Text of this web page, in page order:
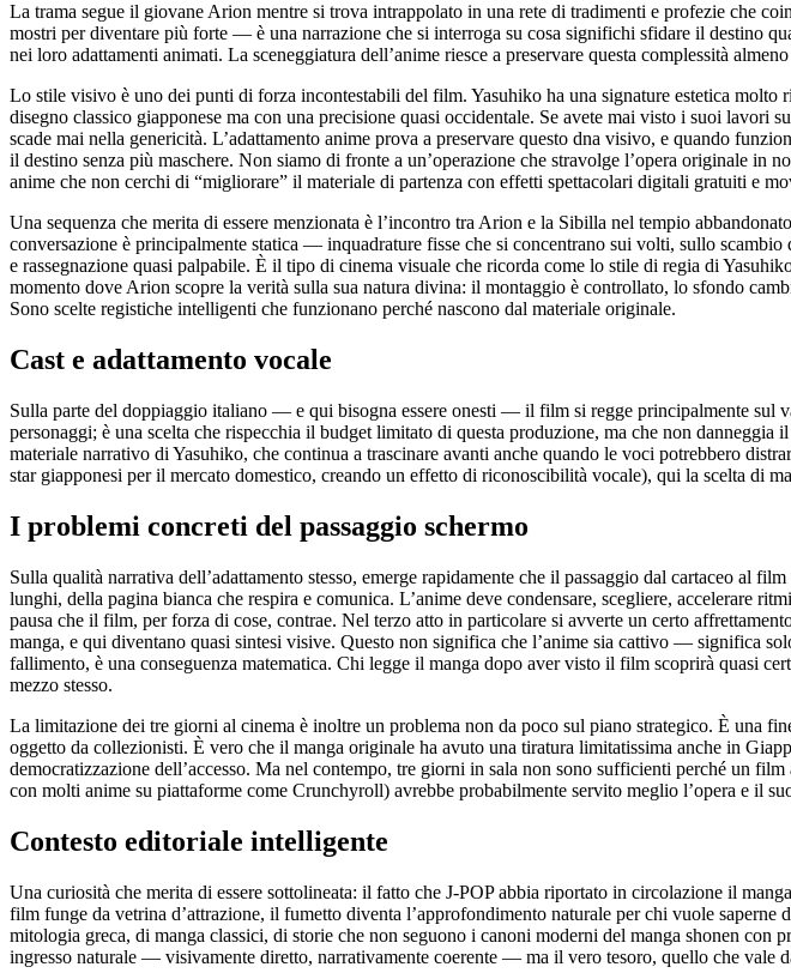
La trama segue il giovane Arion mentre si trova intrappolato in una rete di tradimenti e profezie che
mostri per diventare più forte — è una narrazione che si interroga su cosa significhi sfidare il destino
nei loro adattamenti animati. La sceneggiatura dell’anime riesce a preservare questa complessità
Lo stile visivo è uno dei punti di forza incontestabili del film. Yasuhiko ha una signature estetica
disegno classico giapponese ma con una precisione quasi occidentale. Se avete mai visto i suoi
scade mai nella genericità. L’adattamento anime prova a preservare questo dna visivo, e quando
il destino senza più maschere. Non siamo di fronte a un’operazione che stravolge l’opera originale in
anime che non cerchi di “migliorare” il materiale di partenza con effetti spettacolari digitali gratuiti e
Una sequenza che merita di essere menzionata è l’incontro tra Arion e la Sibilla nel tempio
conversazione è principalmente statica — inquadrature fisse che si concentrano sui volti, sullo
e rassegnazione quasi palpabile. È il tipo di cinema visuale che ricorda come lo stile di regia di
momento dove Arion scopre la verità sulla sua natura divina: il montaggio è controllato, lo sfondo
Sono scelte registiche intelligenti che funzionano perché nascono dal materiale originale.
Cast e adattamento vocale
Sulla parte del doppiaggio italiano — e qui bisogna essere onesti — il film si regge principalmente sul
personaggi; è una scelta che rispecchia il budget limitato di questa produzione, ma che non
materiale narrativo di Yasuhiko, che continua a trascinare avanti anche quando le voci potrebbero
star giapponesi per il mercato domestico, creando un effetto di riconoscibilità vocale), qui la scelta di
I problemi concreti del passaggio schermo
Sulla qualità narrativa dell’adattamento stesso, emerge rapidamente che il passaggio dal cartaceo al
lunghi, della pagina bianca che respira e comunica. L’anime deve condensare, scegliere, accelerare
pausa che il film, per forza di cose, contrae. Nel terzo atto in particolare si avverte un certo
manga, e qui diventano quasi sintesi visive. Questo non significa che l’anime sia cattivo — significa
fallimento, è una conseguenza matematica. Chi legge il manga dopo aver visto il film scoprirà quasi
mezzo stesso.
La limitazione dei tre giorni al cinema è inoltre un problema non da poco sul piano strategico. È una
oggetto da collezionisti. È vero che il manga originale ha avuto una tiratura limitatissima anche in
democratizzazione dell’accesso. Ma nel contempo, tre giorni in sala non sono sufficienti perché un
con molti anime su piattaforme come Crunchyroll) avrebbe probabilmente servito meglio l’opera e il
Contesto editoriale intelligente
Una curiosità che merita di essere sottolineata: il fatto che J-POP abbia riportato in circolazione il
film funge da vetrina d’attrazione, il fumetto diventa l’approfondimento naturale per chi vuole
mitologia greca, di manga classici, di storie che non seguono i canoni moderni del manga shonen con
ingresso naturale — visivamente diretto, narrativamente coerente — ma il vero tesoro, quello che vale